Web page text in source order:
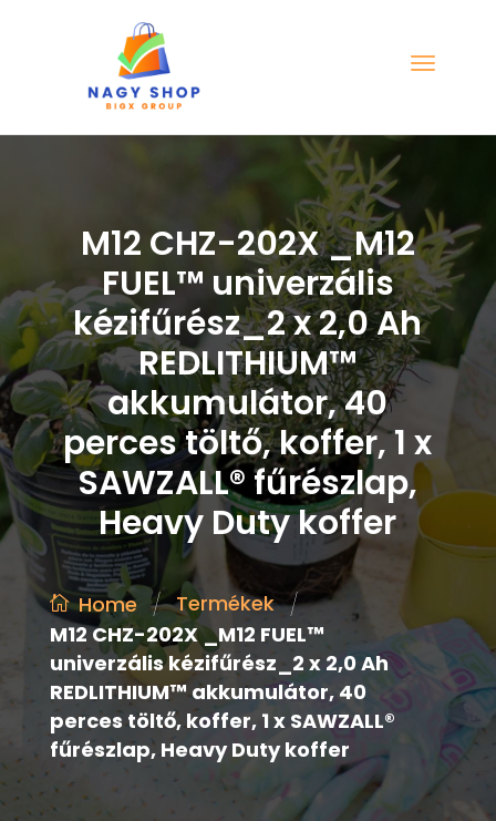
M12 CHZ-202X _M12
FUEL™ univerzális
kézifűrész_2 x 2,0 Ah
REDLITHIUM™
akkumulátor, 40
perces töltő, koffer, 1 x
SAWZALL® fűrészlap,
Heavy Duty koffer
Home / Termékek /
M12 CHZ-202X _M12 FUEL™
univerzális kézifűrész_2 x 2,0 Ah
REDLITHIUM™ akkumulátor, 40
perces töltő, koffer, 1 x SAWZALL®
fűrészlap, Heavy Duty koffer